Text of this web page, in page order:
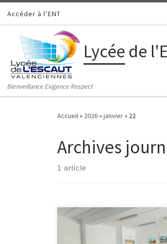
Passer au contenu
Accéder à l’ENT
Lycée de
Bienveillance Exigence Respect
Accueil» 2026»janvier» 22
Archives
1 article
La mobilité longue d’un mois
Espagne, dans le cadre d’Erasmus,